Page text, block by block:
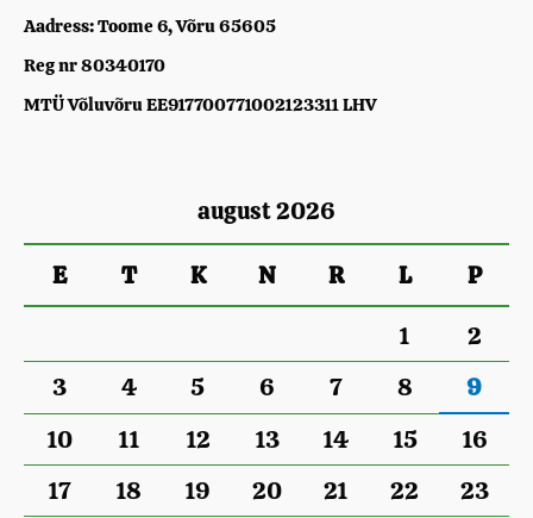
Aadress: Toome 6, Võru 65605
Reg nr 80340170
MTÜ Võluvõru EE917700771002123311 LHV
august 2026
E T K N R L
P
1
2
3
4 5 6 7 8
9
10
11 12 13 14 15
16
17
18 19 20 21 22 23